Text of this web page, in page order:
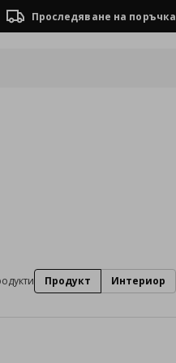
Проследяване на поръчка
Продукт Интериор